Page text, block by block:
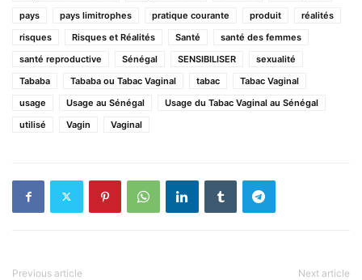
pays
pays limitrophes pratique courante produit
réalités
risques
Risques et Réalités Santé
santé des femmes
santé reproductive
Sénégal SENSIBILISER
sexualité
Tababa
Tababa ou Tabac Vaginal tabac
Tabac Vaginal
usage
Usage au Sénégal
Usage du Tabac Vaginal au Sénégal
utilisé
Vagin Vaginal
Previous article Next article